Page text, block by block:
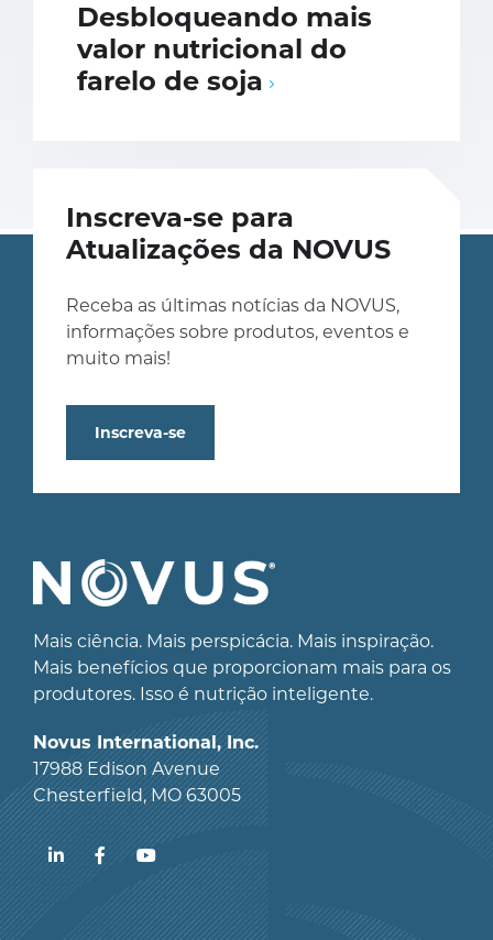
Desbloqueando mais
valor nutricional do
farelo de soja
Inscreva-se para
Atualizações da NOVUS
Receba as últimas notícias da NOVUS,
informações sobre produtos, eventos e
muito mais!
Inscreva-se
Mais ciência. Mais perspicácia. Mais inspiração.
Mais benefícios que proporcionam mais para os
produtores. Isso é nutrição inteligente.
Novus International, Inc.
17988 Edison Avenue
Chesterfield, MO 63005
LinkedInFacebookYouTube